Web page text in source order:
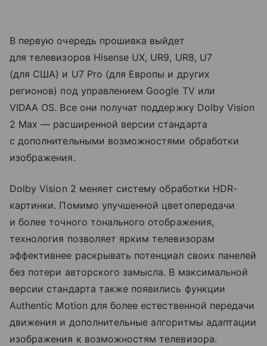
В первую очередь прошивка выйдет
для телевизоров Hisense UX, UR9, UR8, U7
(для США) и U7 Pro (для Европы и других
регионов) под управлением Google TV или
VIDAA OS. Все они получат поддержку Dolby Vision
2 Max — расширенной версии стандарта
с дополнительными возможностями обработки
изображения.
Dolby Vision 2 меняет систему обработки HDR-
картинки. Помимо улучшенной цветопередачи
и более точного тонального отображения,
технология позволяет ярким телевизорам
эффективнее раскрывать потенциал своих панелей
без потери авторского замысла. В максимальной
версии стандарта также появились функции
Authentic Motion для более естественной передачи
движения и дополнительные алгоритмы адаптации
изображения к возможностям телевизора.